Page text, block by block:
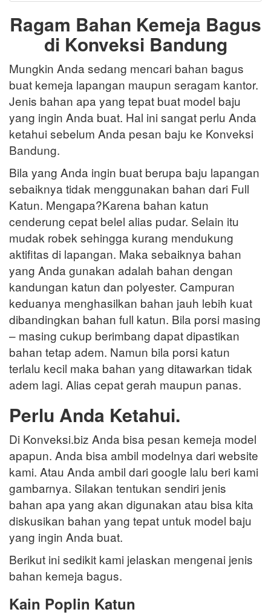
Ragam Bahan Kemeja Bagus
di Konveksi Bandung
Mungkin Anda sedang mencari bahan bagus
buat kemeja lapangan maupun seragam kantor.
Jenis bahan apa yang tepat buat model baju
yang ingin Anda buat. Hal ini sangat perlu Anda
ketahui sebelum Anda pesan baju ke Konveksi
Bandung.
Bila yang Anda ingin buat berupa baju lapangan
sebaiknya tidak menggunakan bahan dari Full
Katun. Mengapa?Karena bahan katun
cenderung cepat belel alias pudar. Selain itu
mudak robek sehingga kurang mendukung
aktifitas di lapangan. Maka sebaiknya bahan
yang Anda gunakan adalah bahan dengan
kandungan katun dan polyester. Campuran
keduanya menghasilkan bahan jauh lebih kuat
dibandingkan bahan full katun. Bila porsi masing
– masing cukup berimbang dapat dipastikan
bahan tetap adem. Namun bila porsi katun
terlalu kecil maka bahan yang ditawarkan tidak
adem lagi. Alias cepat gerah maupun panas.
Perlu Anda Ketahui.
Di Konveksi.biz Anda bisa pesan kemeja model
apapun. Anda bisa ambil modelnya dari website
kami. Atau Anda ambil dari google lalu beri kami
gambarnya. Silakan tentukan sendiri jenis
bahan apa yang akan digunakan atau bisa kita
diskusikan bahan yang tepat untuk model baju
yang ingin Anda buat.
Berikut ini sedikit kami jelaskan mengenai jenis
bahan kemeja bagus.
Kain Poplin Katun